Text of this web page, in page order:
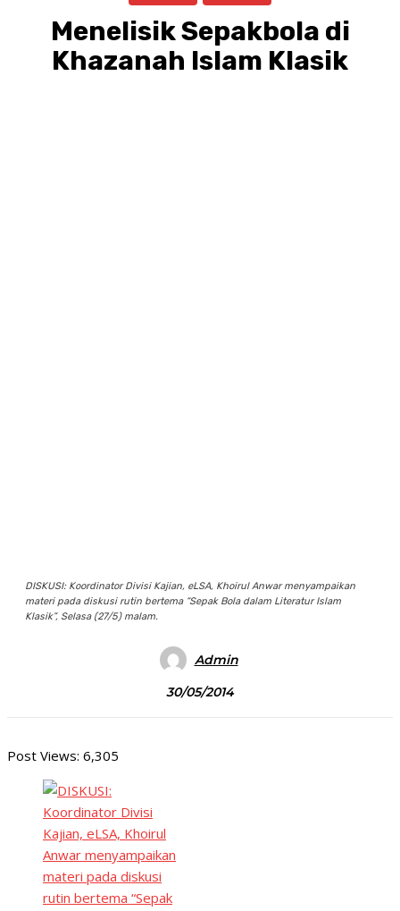
Menelisik Sepakbola di
Khazanah Islam Klasik
DISKUSI: Koordinator Divisi Kajian, eLSA, Khoirul Anwar menyampaikan
materi pada diskusi rutin bertema “Sepak Bola dalam Literatur Islam
Klasik”, Selasa (27/5) malam.
Admin
30/05/2014
Post Views: 6,305